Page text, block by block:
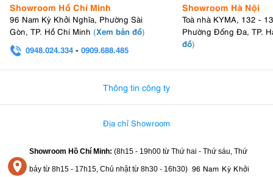
Showroom Hồ Chí Minh
96 Nam Kỳ Khởi Nghĩa, Phường Sài
Gòn, TP. Hồ Chí Minh (Xem bản đồ)
0948.024.334 - 0909.688.485
Showroom Hà Nội
Toà nhà KYMA, 132 -
Phường Đống Đa, TP.
đồ)
Thông tin công ty
Địa chỉ Showroom
Showroom Hồ Chí Minh: (8h15 - 19h00 từ Thứ hai - Thứ sáu, Thứ
bảy từ 8h15 - 17h15, Chủ nhật từ 8h30 - 16h30) 96 Nam Kỳ Khởi